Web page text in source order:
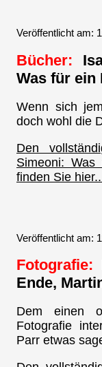
Veröffentlicht am:
Bücher:
Was für ein
Wenn sich
doch wohl die
Den
Simeoni:
finden Sie
Veröffentlicht am:
Fotografie:
Ende,
Dem einen
Fotografie
Parr etwas